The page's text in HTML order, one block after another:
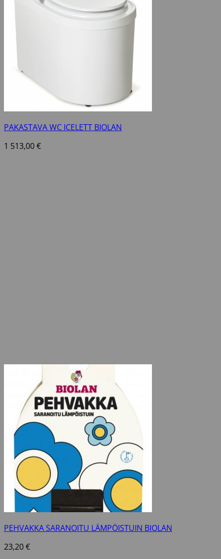
PAKASTAVA WC ICELETT BIOLAN
1 513,00€
PEHVAKKA SARANOITU LÄMPÖISTUIN BIOLAN
23,20€